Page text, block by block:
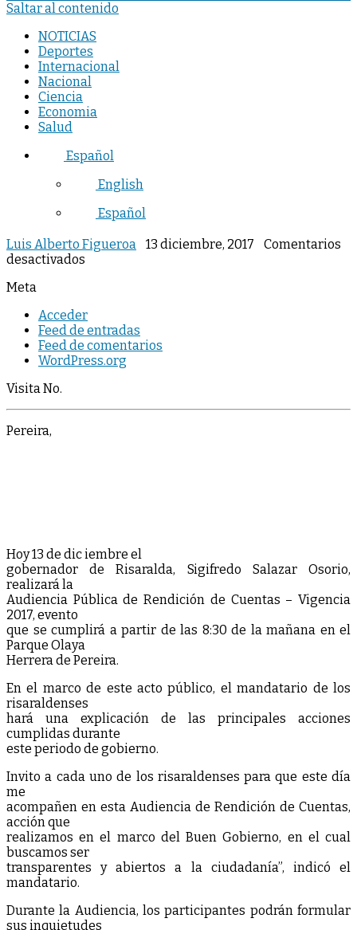
Saltar al contenido
NOTICIAS
Deportes
Internacional
Nacional
Ciencia
Economia
Salud
Español
English
Español
Luis Alberto Figueroa 13 diciembre, 2017
Comentarios
desactivados
Meta
Acceder
Feed de entradas
Feed de comentarios
WordPress.org
Visita No.
Pereira,
Hoy 13 de dic iembre el
gobernador de Risaralda, Sigifredo Salazar Osorio,
realizará la
Audiencia Pública de Rendición de Cuentas – Vigencia
2017, evento
que se cumplirá a partir de las 8:30 de la mañana en el
Parque Olaya
Herrera de Pereira.
En el marco de este acto público, el mandatario de los
risaraldenses
hará una explicación de las principales acciones
cumplidas durante
este periodo de gobierno.
Invito a cada uno de los risaraldenses para que este día
me
acompañen en esta Audiencia de Rendición de Cuentas,
acción que
realizamos en el marco del Buen Gobierno, en el cual
buscamos ser
transparentes y abiertos a la ciudadanía”, indicó el
mandatario.
Durante la Audiencia, los participantes podrán formular
sus inquietudes